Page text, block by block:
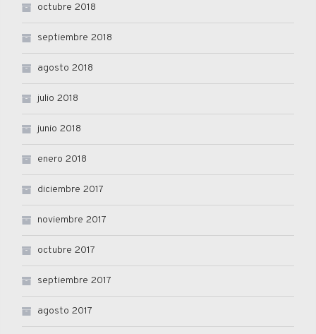
octubre 2018
septiembre 2018
agosto 2018
julio 2018
junio 2018
enero 2018
diciembre 2017
noviembre 2017
octubre 2017
septiembre 2017
agosto 2017